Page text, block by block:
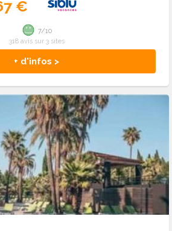
€
+ d'infos >
7/10
318 avis sur 3 sites